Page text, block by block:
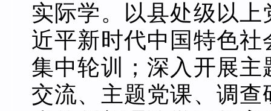
实际学。以县处级以
近平新时代中国特色
集中轮训；深入开展
交流、主题党课、调